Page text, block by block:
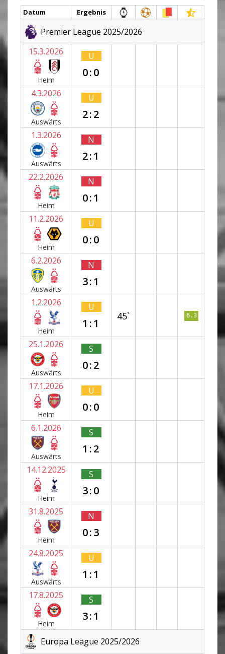
Datum Ergebnis
Premier League 2025/2026
15.3.2026
Heim
U
0:0
4.3.2026
Auswärts
U
2:2
1.3.2026
Auswärts
N
2:1
22.2.2026
Heim
N
0:1
11.2.2026
Heim
U
0:0
6.2.2026
Auswärts
N
3:1
1.2.2026
Heim
U
1:1
45` 6.3
25.1.2026
Auswärts
S
0:2
17.1.2026
Heim
U
0:0
6.1.2026
Auswärts
S
1:2
14.12.2025
Heim
S
3:0
31.8.2025
Heim
N
0:3
24.8.2025
Auswärts
U
1:1
17.8.2025
Heim
S
3:1
Europa League 2025/2026